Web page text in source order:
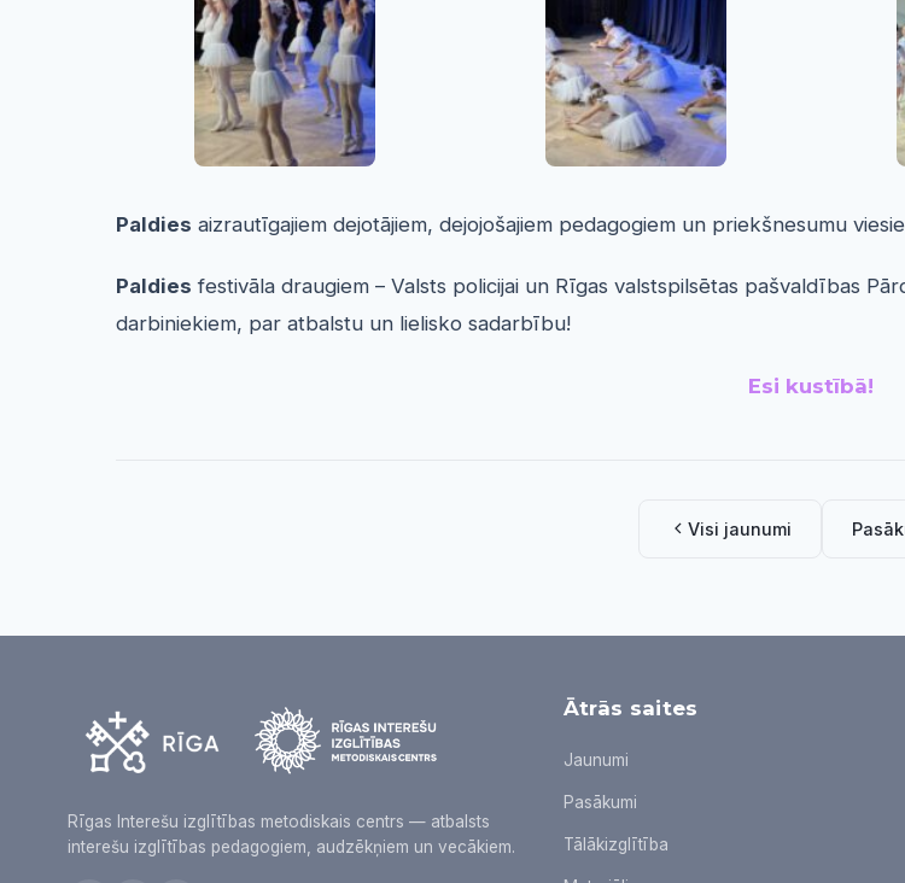
Paldies aizrautīgajiem dejotājiem, dejojošajiem pedagogiem un priekšnesumu
Paldies festivāla draugiem – Valsts policijai un Rīgas valstspilsētas pašvaldības
darbiniekiem, par atbalstu un lielisko sadarbību!
Esi kustībā!
Visi jaunumi
Rīgas Interešu izglītības metodiskais centrs — atbalsts
interešu izglītības pedagogiem, audzēkņiem un vecākiem.
Ātrās saites
Jaunumi
Pasākumi
Tālākizglītība